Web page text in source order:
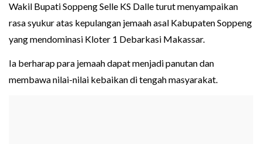
Wakil Bupati Soppeng Selle KS Dalle turut menyampaikan
rasa syukur atas kepulangan jemaah asal Kabupaten Soppeng
yang mendominasi Kloter 1 Debarkasi Makassar.
Ia berharap para jemaah dapat menjadi panutan dan
membawa nilai-nilai kebaikan di tengah masyarakat.